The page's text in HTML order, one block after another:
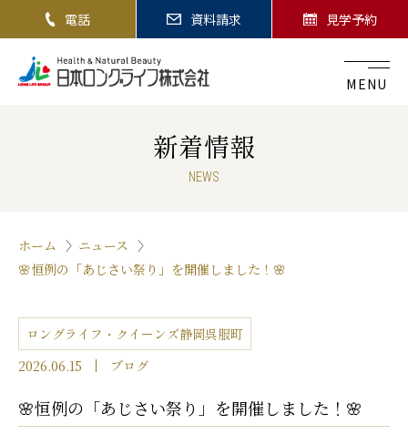
電話 資料請求 見学予約
MENU
新着情報
NEWS
ホーム
ニュース
🌸恒例の「あじさい祭り」を開催しました！🌸
ロングライフ・クイーンズ静岡呉服町
2026.06.15
ブログ
🌸恒例の「あじさい祭り」を開催しました！🌸